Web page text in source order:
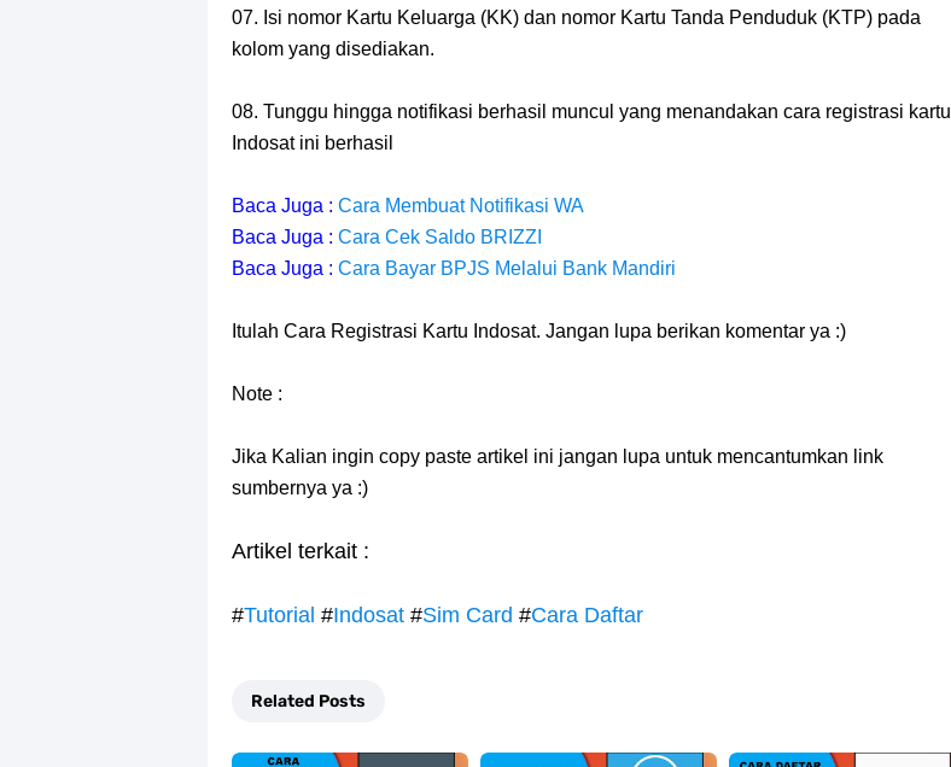
07. Isi nomor Kartu Keluarga (KK) dan nomor Kartu Tanda Penduduk (KTP) pada
kolom yang disediakan.
08. Tunggu hingga notifikasi berhasil muncul yang menandakan cara registrasi kartu
Indosat ini berhasil
Baca Juga : Cara Membuat Notifikasi WA
Baca Juga : Cara Cek Saldo BRIZZI
Baca Juga : Cara Bayar BPJS Melalui Bank Mandiri
Itulah Cara Registrasi Kartu Indosat. Jangan lupa berikan komentar ya :)
Note :
Jika Kalian ingin copy paste artikel ini jangan lupa untuk mencantumkan link
sumbernya ya :)
Artikel terkait :
#Tutorial #Indosat #Sim Card #Cara Daftar
Related Posts